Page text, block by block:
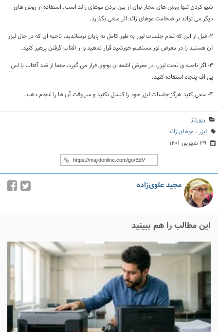
شیو کردن تنها روش های مجاز برای از بین بردن موهای زائد است. استفاده از روش های
دیگر می تواند بر ضخامت موهای زائد اثر منفی بگذارد.
۲- قبل از این که تمام جلسات لیزر به طور کامل به پایان برساندید، ناحیه ای که در حال لیزر
آن هستید را در معرض نور مستفیم خورشید قرار ندهید و از آفتاب گرفتن پرهیز کنید.
۳- اگر ناحیه ی تحت لیزر، در معرض اشعه ی یو-وی قرار می گیرد، حتما از ضد آفتاب با اس
پی اف پنجاه استفاده کنید.
۴- سعی کنید هرگز جلسات لیزر خود را کنسل نکنید و سر وقت آن ها را انجام دهید.
رپورتاژ
لیزر ، موهای زائد
۲۹ شهریور ۱۴۰۱
مجید علوی‌زاده
این مطالب را هم ببینید